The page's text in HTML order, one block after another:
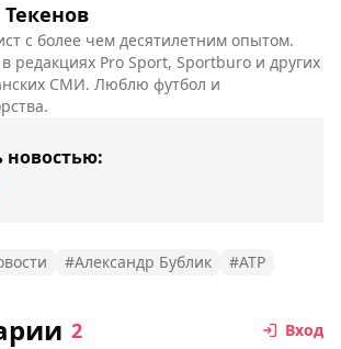
с более чем десятилетним опытом.
в редакциях Pro Sport, Sportburo и других
СМИ. Люблю футбол и
новостью:
#Александр Бублик #ATP
2 Вход